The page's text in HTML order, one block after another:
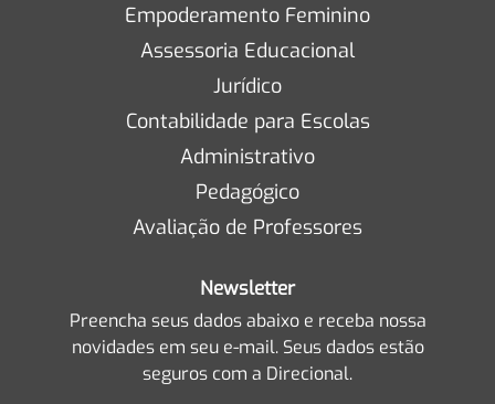
Empoderamento Feminino
Assessoria Educacional
Jurídico
Contabilidade para Escolas
Administrativo
Pedagógico
Avaliação de Professores
Newsletter
Preencha seus dados abaixo e receba nossa
novidades em seu e-mail. Seus dados estão
seguros com a Direcional.